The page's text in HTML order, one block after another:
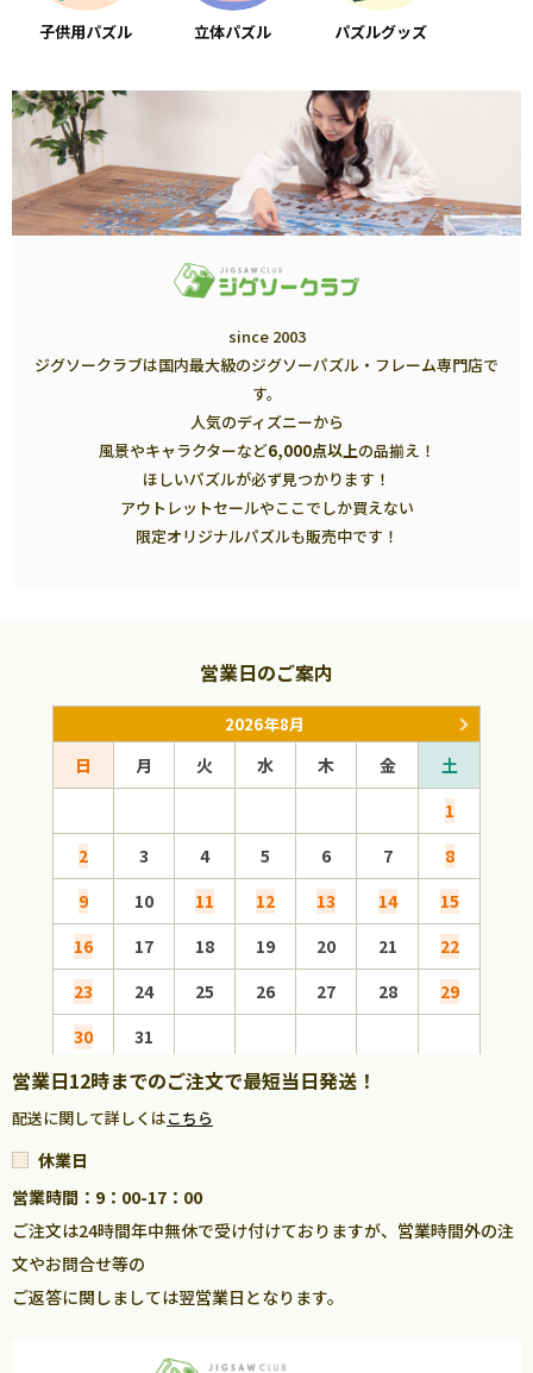
子供用パズル 立体パズル パズルグッズ
since 2003
ジグソークラブは国内最大級のジグソーパズル・フレーム専門店で
す。
人気のディズニーから
風景やキャラクターなど6,000点以上の品揃え！
ほしいパズルが必ず見つかります！
アウトレットセールやここでしか買えない
限定オリジナルパズルも販売中です！
営業日のご案内
2026年8月
日 月 火 水 木 金
土
1
2
3 4 5 6 7
8
9
10 11 12 13 14
15
16
17 18 19 20 21
22
23
24 25 26 27 28
29
30
31
営業日12時までのご注文で最短当日発送！
配送に関して詳しくはこちら
休業日
営業時間：9：00-17：00
ご注文は24時間年中無休で受け付けておりますが、営業時間外の注
文やお問合せ等の
ご返答に関しましては翌営業日となります。